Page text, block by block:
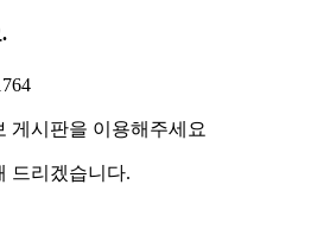
게시판을 이용해주세요
드리겠습니다.